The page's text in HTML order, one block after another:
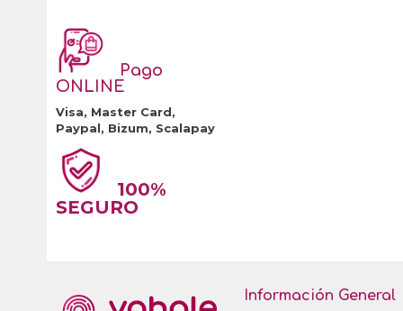
Pago
ONLINE
Visa, Master Card,
Paypal, Bizum, Scalapay
100%
SEGURO
Información General